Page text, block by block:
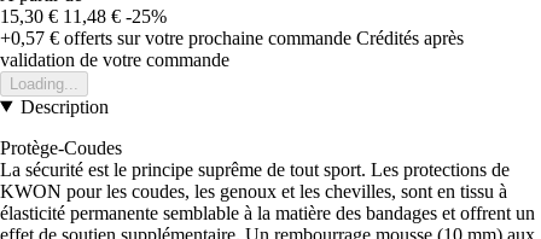
15,30 € 11,48 € -25%
+0,57 € offerts sur votre prochaine commande Crédités après
validation de votre commande
Loading...
Description
Protège-Coudes
La sécurité est le principe suprême de tout sport. Les protections de
KWON pour les coudes, les genoux et les chevilles, sont en tissu à
élasticité permanente semblable à la matière des bandages et offrent un
effet de soutien supplémentaire. Un rembourrage mousse (10 mm) aux